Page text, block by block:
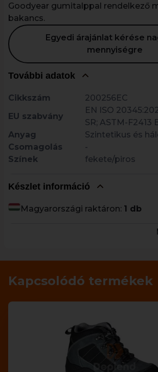
Goodyear gumitalppal rendelkező
bakancs.
Egyedi árajánlat kérése
mennyiségre
További adatok
Cikkszám
200256EC
EU szabvány
EN ISO
SR; ASTM-F2413
Anyag
Szintetikus és
Csomagolás
-
Színek
fekete/piros
Készlet információ
Magyarországi raktáron: 1 db
Kapcsolódó termékek